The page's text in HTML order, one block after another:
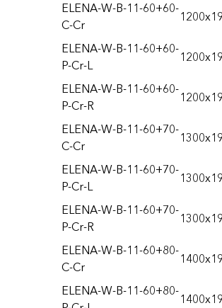
ELENA-W-B-11-60+60-
C-Cr
ELENA-W-B-11-60+60-
P-Cr-L
ELENA-W-B-11-60+60-
P-Cr-R
ELENA-W-B-11-60+70-
C-Cr
ELENA-W-B-11-60+70-
P-Cr-L
ELENA-W-B-11-60+70-
P-Cr-R
ELENA-W-B-11-60+80-
C-Cr
ELENA-W-B-11-60+80-